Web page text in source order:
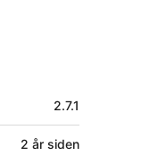
2.7.1
2 år siden